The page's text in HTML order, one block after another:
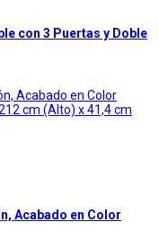
con 3 Puertas y Doble
Acabado en Color